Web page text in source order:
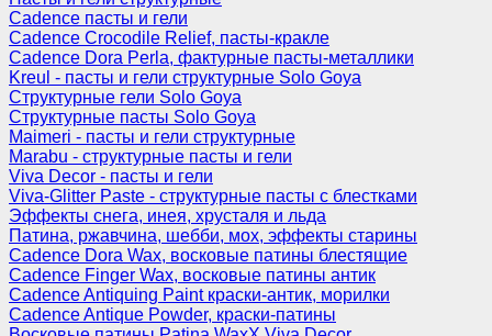
Cadence пасты и гели
Cadence Crocodile Relief, пасты-кракле
Cadence Dora Perla, фактурные пасты-металлики
Kreul - пасты и гели структурные Solo Goya
Структурные гели Solo Goya
Структурные пасты Solo Goya
Maimeri - пасты и гели структурные
Marabu - структурные пасты и гели
Viva Decor - пасты и гели
Viva-Glitter Paste - структурные пасты с блестками
Эффекты снега, инея, хрусталя и льда
Патина, ржавчина, шебби, мох, эффекты старины
Cadence Dora Wax, восковые патины блестящие
Cadence Finger Wax, восковые патины антик
Сadence Antiquing Paint краски-антик, морилки
Cadence Antique Powder, краски-патины